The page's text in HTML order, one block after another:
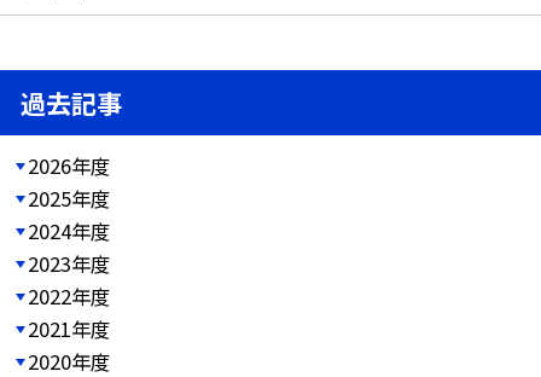
過去記事
2026年度
2025年度
2024年度
2023年度
2022年度
2021年度
2020年度